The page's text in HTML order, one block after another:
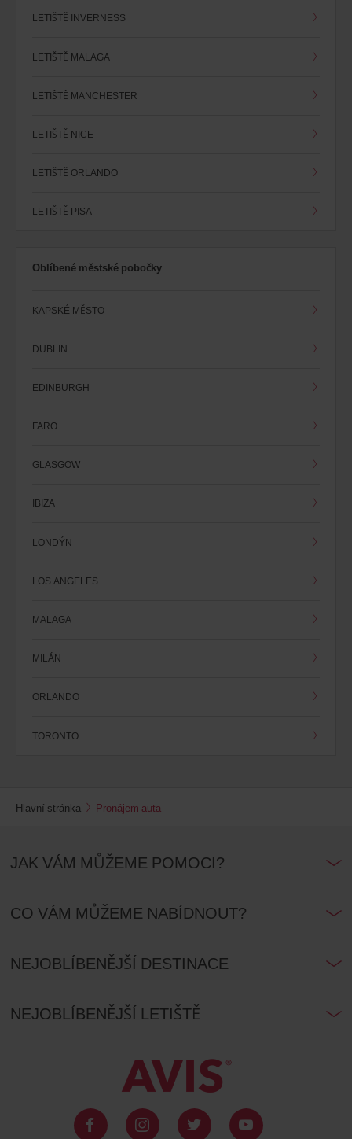
LETIŠTĚ INVERNESS
LETIŠTĚ MALAGA
LETIŠTĚ MANCHESTER
LETIŠTĚ NICE
LETIŠTĚ ORLANDO
LETIŠTĚ PISA
Oblíbené městské pobočky
KAPSKÉ MĚSTO
DUBLIN
EDINBURGH
FARO
GLASGOW
IBIZA
LONDÝN
LOS ANGELES
MALAGA
MILÁN
ORLANDO
TORONTO
Hlavní stránka Pronájem auta
JAK VÁM MŮŽEME POMOCI?
CO VÁM MŮŽEME NABÍDNOUT?
NEJOBLÍBENĚJŠÍ DESTINACE
NEJOBLÍBENĚJŠÍ LETIŠTĚ